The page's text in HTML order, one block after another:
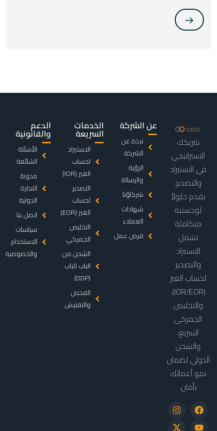
شريكك
الاستراتيجي
في الاستيراد
والتصدير.
نقدم حلولاً
لوجستية
متكاملة
تشمل
الاستيراد
والتصدير
لحساب الغير
(IOR/EOR)،
والتخليص
الجمركي
السريع،
والشحن
الدولي لضمان
نمو أعمالك
بأمان.
عن الشركة
نبذة عن
الشركة
الرؤية
والرسالة
شركاؤنا
شهادات
العملاء
فرص عمل
الخدمات
السريعة
الاستيراد
لحساب
الغير (IOR)
التصدير
لحساب
الغير (EOR)
التخليص
الجمركي
الشحن من
الباب للباب
(DDP)
الفحص
والتفتيش
الدعم
والقانونية
الأسئلة
الشائعة
مدونة
التجارة
الدولية
اتصل بنا
سياسات
الاستخدام
والخصوصية